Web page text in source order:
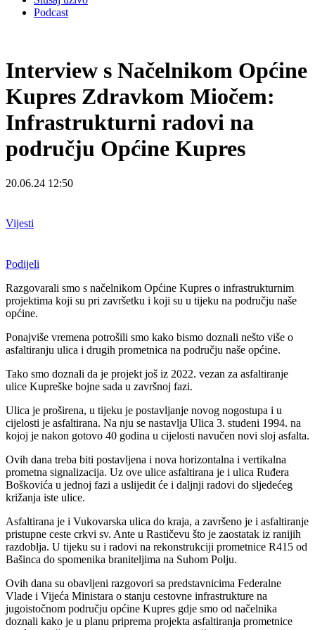
Podcast
Interview s Načelnikom Općine
Kupres Zdravkom Miočem:
Infrastrukturni radovi na
području Općine Kupres
20.06.24 12:50
Vijesti
Podijeli
Razgovarali smo s načelnikom Općine Kupres o infrastrukturnim
projektima koji su pri završetku i koji su u tijeku na području naše
općine.
Ponajviše vremena potrošili smo kako bismo doznali nešto više o
asfaltiranju ulica i drugih prometnica na području naše općine.
Tako smo doznali da je projekt još iz 2022. vezan za asfaltiranje
ulice Kupreške bojne sada u završnoj fazi.
Ulica je proširena, u tijeku je postavljanje novog nogostupa i u
cijelosti je asfaltirana. Na nju se nastavlja Ulica 3. studeni 1994. na
kojoj je nakon gotovo 40 godina u cijelosti navučen novi sloj asfalta.
Ovih dana treba biti postavljena i nova horizontalna i vertikalna
prometna signalizacija. Uz ove ulice asfaltirana je i ulica Ruđera
Boškovića u jednoj fazi a uslijedit će i daljnji radovi do sljedećeg
križanja iste ulice.
Asfaltirana je i Vukovarska ulica do kraja, a završeno je i asfaltiranje
pristupne ceste crkvi sv. Ante u Rastičevu što je zaostatak iz ranijih
razdoblja. U tijeku su i radovi na rekonstrukciji prometnice R415 od
Bašinca do spomenika braniteljima na Suhom Polju.
Ovih dana su obavljeni razgovori sa predstavnicima Federalne
Vlade i Vijeća Ministara o stanju cestovne infrastrukture na
jugoistočnom području općine Kupres gdje smo od načelnika
doznali kako je u planu priprema projekta asfaltiranja prometnice